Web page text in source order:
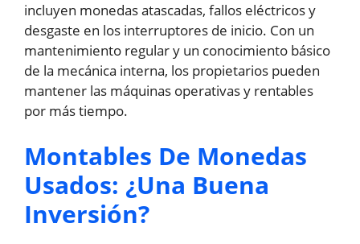
incluyen monedas atascadas, fallos eléctricos y
desgaste en los interruptores de inicio. Con un
mantenimiento regular y un conocimiento básico
de la mecánica interna, los propietarios pueden
mantener las máquinas operativas y rentables
por más tiempo.
Montables De Monedas
Usados: ¿Una Buena
Inversión?